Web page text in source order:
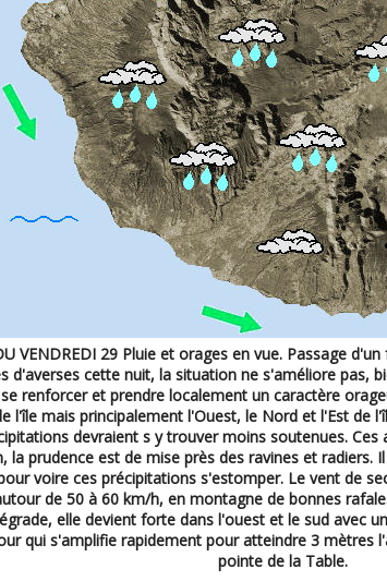
VENDREDI 29 Pluie et orages en vue. Passage
d'averses cette nuit, la situation ne s'améliore pas,
renforcer et prendre localement un caractère
l'île mais principalement l'Ouest, le Nord et l'Est de
devraient s y trouver moins soutenues.
la prudence est de mise près des ravines et
voire ces précipitations s'estomper. Le vent de
de 50 à 60 km/h, en montagne de bonnes
elle devient forte dans l'ouest et le sud avec
qui s'amplifie rapidement pour atteindre 3 mètres
pointe de la Table.